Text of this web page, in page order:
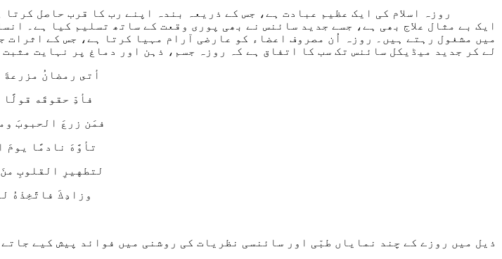
روزہ اسلام کی ایک عظیم عبادت ہے، جس کے ذریعہ بندہ اپنے رب کا قرب حاصل کرتا
ایک بے مثال علاج بھی ہے، جسے جدید سائنس نے بھی پوری وقعت کے ساتھ تسلیم کیا ہے۔
میں مشغول رہتے ہیں۔ روزہ اُن مصروف اعضاء کو عارضی آرام مہیا کرتا ہے، جس کے
لے کر جدید میڈیکل سائنس تک سب کا اتفاق ہے کہ روزہ جسم، ذہن اور دماغ پر نہایت مثبت
أتى رمضانُ مزرعةَ
فأدِّ حقوقَه قولًا
فمَن زرعَ الحبوبَ
تأوَّهَ نادمًا يومَ
لتطهيرِ القلوبِ
وزادِكَ فاتَّخِذْهُ
ذیل میں روزے کے چند نمایاں طبّی اور سائنسی نظریات کی روشنی میں فوائد پیش کیے جاتے